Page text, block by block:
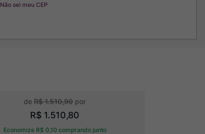
Não sei meu CEP
R$ 1.510,90
R$ 1.510,80
Economize R$ 0,10 comprando junto